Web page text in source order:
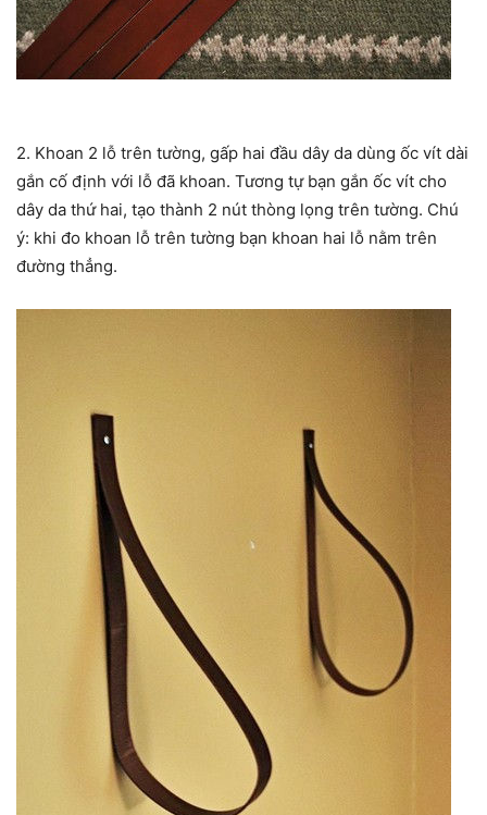
2. Khoan 2 lỗ trên tường, gấp hai đầu dây da dùng ốc vít dài
gắn cố định với lỗ đã khoan. Tương tự bạn gắn ốc vít cho
dây da thứ hai, tạo thành 2 nút thòng lọng trên tường. Chú
ý: khi đo khoan lỗ trên tường bạn khoan hai lỗ nằm trên
đường thẳng.